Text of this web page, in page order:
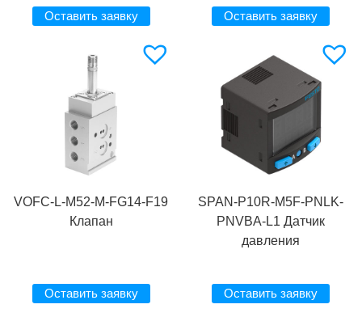
Оставить заявку Оставить заявку
VOFC-L-M52-M-FG14-F19
Клапан
Оставить заявку
SPAN-P10R-M5F-PNLK-
PNVBA-L1 Датчик
давления
Оставить заявку